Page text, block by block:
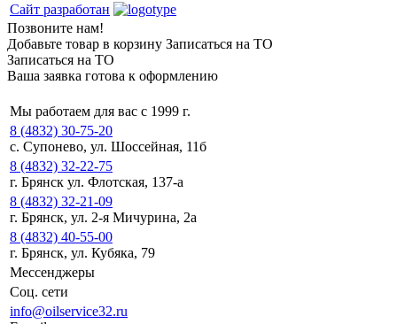
Сайт разработан
Позвоните нам!
Добавьте товар в корзину Записаться на ТО
Записаться на ТО
Ваша заявка готова к оформлению
Мы работаем для вас с 1999 г.
8 (4832) 30-75-20
с. Супонево, ул. Шоссейная, 11б
8 (4832) 32-22-75
г. Брянск ул. Флотская, 137-а
8 (4832) 32-21-09
г. Брянск, ул. 2-я Мичурина, 2а
8 (4832) 40-55-00
г. Брянск, ул. Кубяка, 79
Мессенджеры
Соц. сети
info@oilservice32.ru